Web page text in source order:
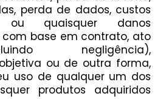
perda de dados, custos
ou quaisquer danos
com base em contrato, ato
negligência),
ou de outra forma,
uso de qualquer um dos
produtos adquiridos